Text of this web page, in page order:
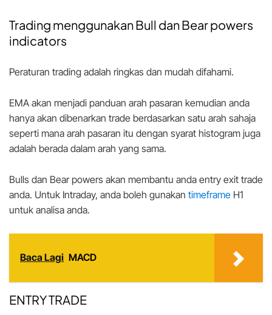
Trading menggunakan Bull dan Bear powers
indicators
Peraturan trading adalah ringkas dan mudah difahami.
EMA akan menjadi panduan arah pasaran kemudian anda
hanya akan dibenarkan trade berdasarkan satu arah sahaja
seperti mana arah pasaran itu dengan syarat histogram juga
adalah berada dalam arah yang sama.
Bulls dan Bear powers akan membantu anda entry exit trade
anda. Untuk Intraday, anda boleh gunakan timeframe H1
untuk analisa anda.
Baca Lagi MACD
ENTRY TRADE